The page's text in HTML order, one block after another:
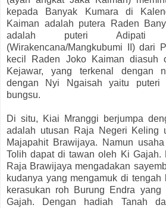
kepada Banyak Kumara di
Kaiman adalah putera Raden
adalah puteri Adipati
(Wirakencana/Mangkubumi II) dari
kecil Raden Joko Kaiman diasuh
Kejawar, yang terkenal dengan
dengan Nyi Ngaisah yaitu puteri
bungsu.
Di situ, Kiai Mranggi berjumpa
adalah utusan Raja Negeri Keling
Majapahit Brawijaya. Namun
Tolih dapat di tawan oleh Ki Gajah.
Raja Brawijaya mengadakan
kudanya yang mengamuk di tengah
kerasukan roh Burung Endra
Gajah. Dengan hadiah Tanah